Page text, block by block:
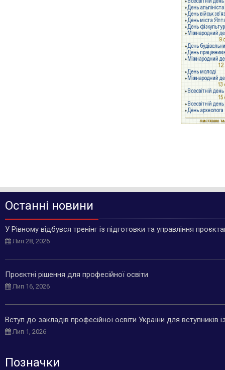
Останні новини
У Рівному відбувся тренінг із підготовки та управління
Лип 28, 2026
Проєктні рішення для професійної освіти
Лип 16, 2026
Вступ до закладів професійної освіти України для
Лип 1, 2026
Позначки